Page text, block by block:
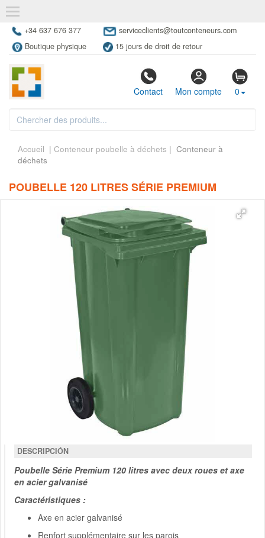
+34 637 676 377
serviceclients@toutconteneurs.com
Boutique physique
15 jours de droit de retour
Contact Mon compte 0
Accueil | Conteneur poubelle à déchets | Conteneur à
déchets
POUBELLE 120 LITRES SÉRIE PREMIUM
DESCRIPCIÓN
Poubelle Série Premium 120 litres avec deux roues et axe
en acier galvanisé
Caractéristiques :
Axe en acier galvanisé
Renfort supplémentaire sur les parois